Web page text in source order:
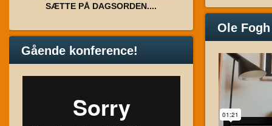
SÆTTE PÅ DAGSORDEN....
Gående konference!
Ole